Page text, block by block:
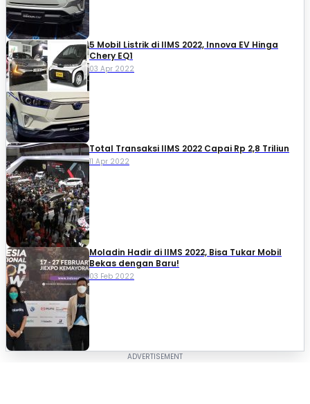
5 Mobil Listrik di IIMS 2022, Innova EV Hinga
Chery EQ1
03 Apr 2022
Total Transaksi IIMS 2022 Capai Rp 2,8 Triliun
11 Apr 2022
Moladin Hadir di IIMS 2022, Bisa Tukar Mobil
Bekas dengan Baru!
03 Feb 2022